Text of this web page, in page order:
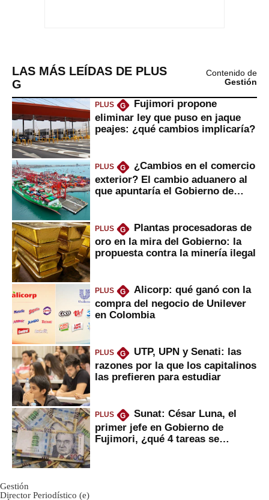
LAS MÁS LEÍDAS DE PLUS
G
Contenido de
Gestión
PLUS G
Fujimori propone
eliminar ley que puso en jaque
peajes: ¿qué cambios implicaría?
PLUS G
¿Cambios en el comercio
exterior? El cambio aduanero al
que apuntaría el Gobierno de
PLUS G
Plantas procesadoras de
oro en la mira del Gobierno: la
propuesta contra la minería ilegal
PLUS G
Alicorp: qué ganó con la
compra del negocio de Unilever
en Colombia
PLUS G
UTP, UPN y Senati: las
razones por la que los capitalinos
las prefieren para estudiar
PLUS G
Sunat: César Luna, el
primer jefe en Gobierno de
Fujimori, ¿qué 4 tareas se
Gestión
Director Periodístico (e)